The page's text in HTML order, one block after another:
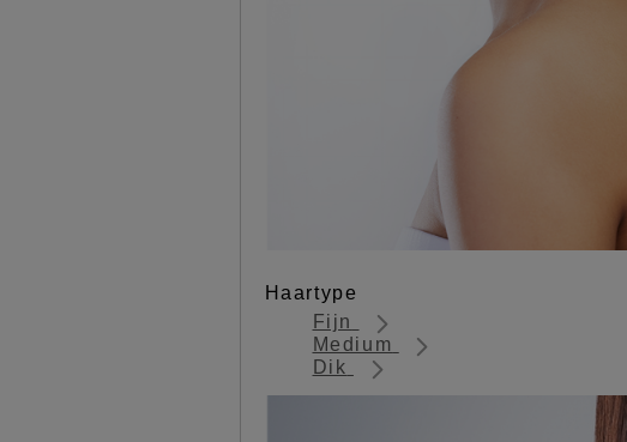
Haartype
Fijn
Medium
Dik